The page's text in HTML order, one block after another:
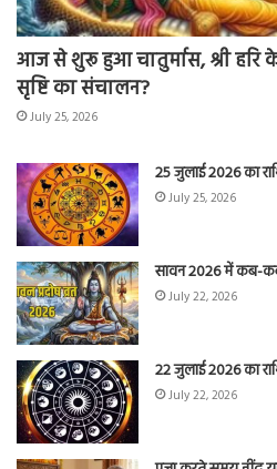
आज से शुरू हुआ चातुर्मास, श्री
सृष्टि का संचालन?
July 25, 2026
25 जुलाई 2026 का
July 25, 2026
सावन 2026 में कब-कब
July 22, 2026
22 जुलाई 2026 का
July 22, 2026